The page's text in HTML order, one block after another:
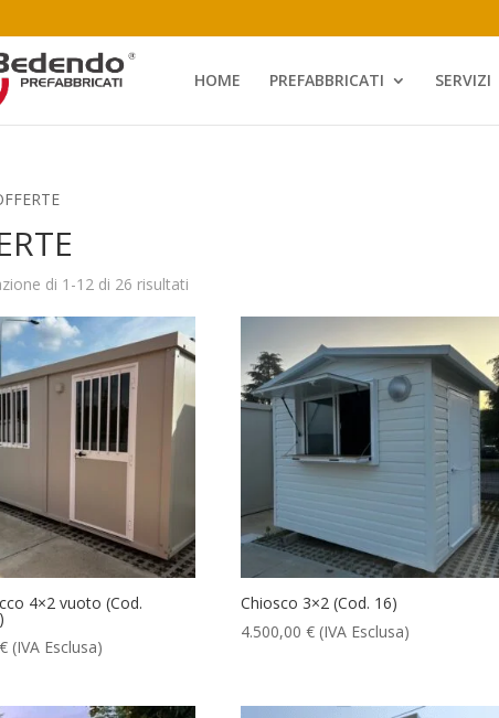
HOME PREFABBRICATI SERVIZI
di 1-12 di 26 risultati
base
al
recente
4×2 vuoto (Cod.
€ (IVA Esclusa)
Chiosco 3×2 (Cod. 16)
4.500,00€ (IVA Esclusa)